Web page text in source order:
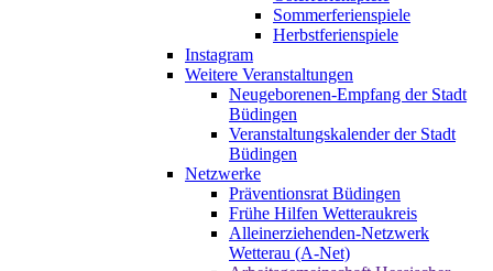
Sommerferienspiele
Herbstferienspiele
Instagram
Weitere Veranstaltungen
Neugeborenen-Empfang der Stadt
Büdingen
Veranstaltungskalender der Stadt
Büdingen
Netzwerke
Präventionsrat Büdingen
Frühe Hilfen Wetteraukreis
Alleinerziehenden-Netzwerk
Wetterau (A-Net)